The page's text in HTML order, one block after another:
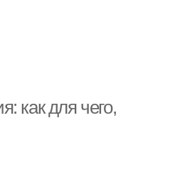
как для чего,